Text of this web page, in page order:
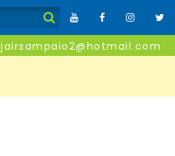
jairsampaio2@hotmail.com